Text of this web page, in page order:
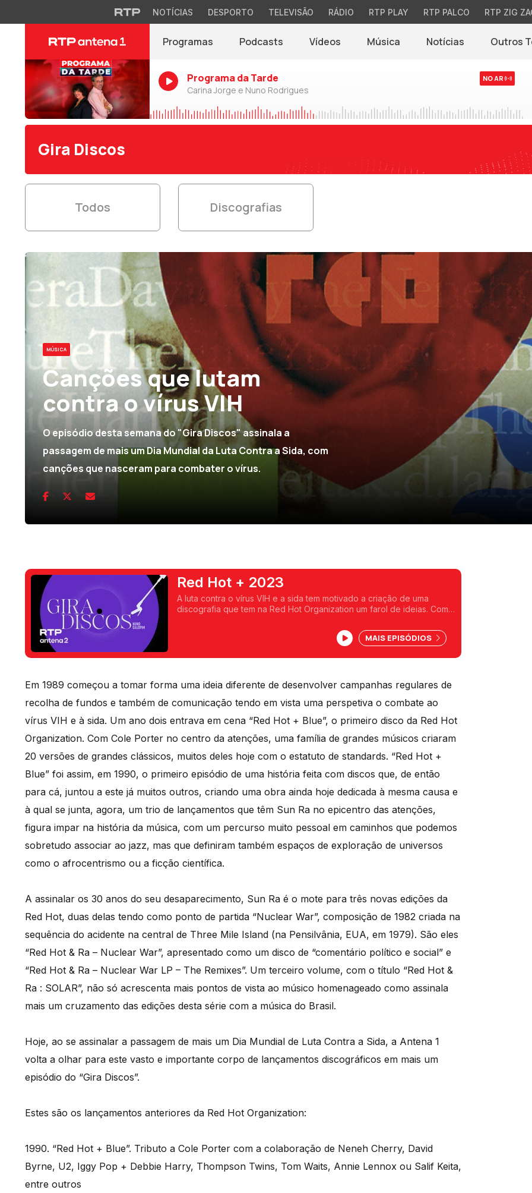
NOTÍCIAS DESPORTO TELEVISÃO RÁDIO RTP PLAY RTP PALCO RTP ZIG
Programas Podcasts Vídeos Música Notícias(abre em nova
Outros
Programa da Tarde
Carina Jorge e Nuno Rodrigues
NO AR
Gira Discos
Todos Discografias
MÚSICA
Canções que lutam
contra o vírus VIH
O episódio desta semana do "Gira Discos" assinala a
passagem de mais um Dia Mundial da Luta Contra a Sida, com
canções que nasceram para combater o vírus.
Red Hot + 2023
A luta contra o vírus VIH e a sida tem motivado a criação de uma
discografia que tem na Red Hot Organization um farol de ideias. Com
MAIS EPISÓDIOS
Em 1989 começou a tomar forma uma ideia diferente de desenvolver campanhas regulares de
recolha de fundos e também de comunicação tendo em vista uma perspetiva o combate ao
vírus VIH e à sida. Um ano dois entrava em cena “Red Hot + Blue”, o primeiro disco da Red Hot
Organization. Com Cole Porter no centro da atenções, uma família de grandes músicos criaram
20 versões de grandes clássicos, muitos deles hoje com o estatuto de standards. “Red Hot +
Blue” foi assim, em 1990, o primeiro episódio de uma história feita com discos que, de então
para cá, juntou a este já muitos outros, criando uma obra ainda hoje dedicada à mesma causa e
à qual se junta, agora, um trio de lançamentos que têm Sun Ra no epicentro das atenções,
figura impar na história da música, com um percurso muito pessoal em caminhos que podemos
sobretudo associar ao jazz, mas que definiram também espaços de exploração de universos
como o afrocentrismo ou a ficção científica.
A assinalar os 30 anos do seu desaparecimento, Sun Ra é o mote para três novas edições da
Red Hot, duas delas tendo como ponto de partida “Nuclear War”, composição de 1982 criada na
sequência do acidente na central de Three Mile Island (na Pensilvânia, EUA, em 1979). São eles
“Red Hot & Ra – Nuclear War”, apresentado como um disco de “comentário político e social” e
“Red Hot & Ra – Nuclear War LP – The Remixes”. Um terceiro volume, com o título “Red Hot &
Ra : SOLAR”, não só acrescenta mais pontos de vista ao músico homenageado como assinala
mais um cruzamento das edições desta série com a música do Brasil.
Hoje, ao se assinalar a passagem de mais um Dia Mundial de Luta Contra a Sida, a Antena 1
volta a olhar para este vasto e importante corpo de lançamentos discográficos em mais um
episódio do “Gira Discos”.
Estes são os lançamentos anteriores da Red Hot Organization:
1990. “Red Hot + Blue”. Tributo a Cole Porter com a colaboração de Neneh Cherry, David
Byrne, U2, Iggy Pop + Debbie Harry, Thompson Twins, Tom Waits, Annie Lennox ou Salif Keita,
entre outros